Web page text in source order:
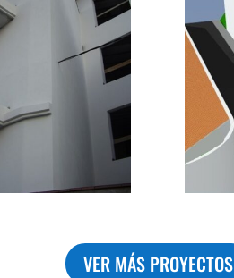
VER MÁS PROYECTOS